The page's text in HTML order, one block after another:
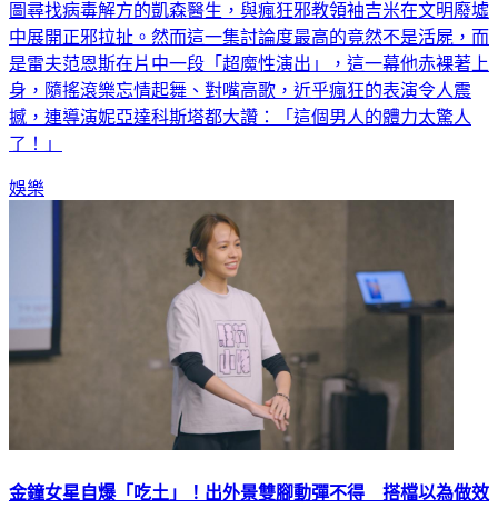
圖尋找病毒解方的凱森醫生，與瘋狂邪教領袖吉米在文明廢墟
中展開正邪拉扯。然而這一集討論度最高的竟然不是活屍，而
是雷夫范恩斯在片中一段「超魔性演出」，這一幕他赤裸著上
身，隨搖滾樂忘情起舞、對嘴高歌，近乎瘋狂的表演令人震
撼，連導演妮亞達科斯塔都大讚：「這個男人的體力太驚人
了！」
娛樂
金鐘女星自爆「吃土」！出外景雙腳動彈不得 搭檔以為做效